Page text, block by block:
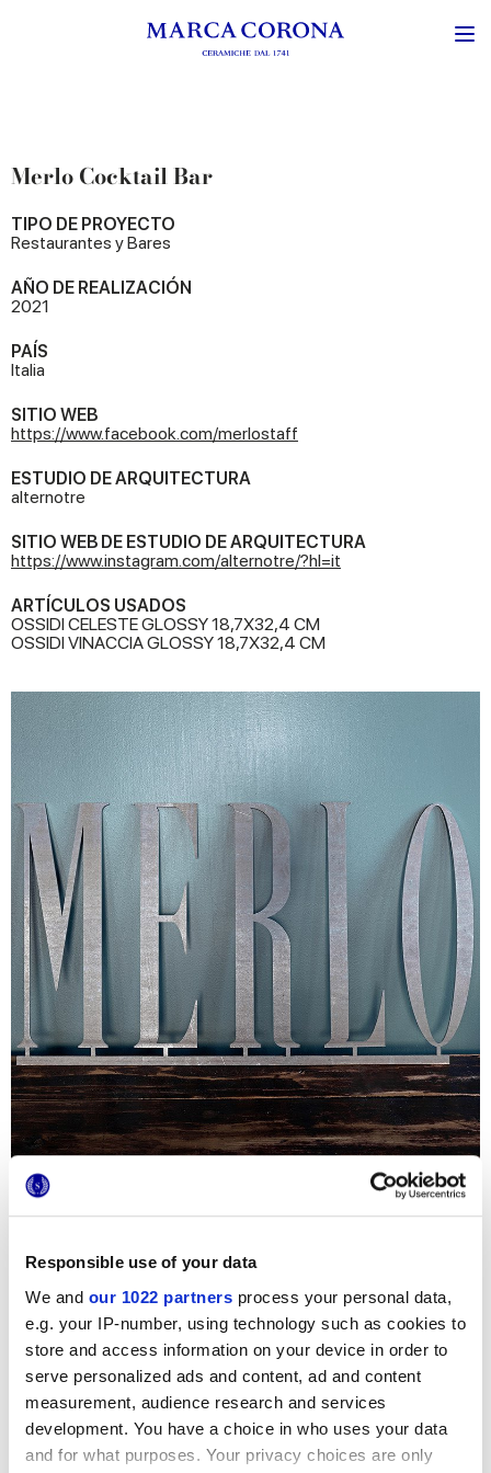
Responsible use of your data
We and our 1022 partners process your personal data,
e.g. your IP-number, using technology such as cookies to
store and access information on your device in order to
serve personalized ads and content, ad and content
measurement, audience research and services
development. You have a choice in who uses your data
and for what purposes. Your privacy choices are only
Merlo Cocktail Bar
TIPO DE PROYECTO
Restaurantes y Bares
AÑO DE REALIZACIÓN
2021
PAÍS
Italia
SITIO WEB
https://www.facebook.com/merlostaff
ESTUDIO DE ARQUITECTURA
alternotre
SITIO WEB DE ESTUDIO DE ARQUITECTURA
https://www.instagram.com/alternotre/?hl=it
ARTÍCULOS USADOS
OSSIDI CELESTE GLOSSY 18,7X32,4 CM
OSSIDI VINACCIA GLOSSY 18,7X32,4 CM
Para otorgar un toque de diseño a este nuevo Cocktail Bar
de personalidad excéntrica, se eligió la colecciónOssidi,
decorativo.
El original formato de rombos, realzado por los tonos
saturados y los esmaltes brillantes, es el protagonista en
las paredes tanto del salón principal como de los aseos. En
el mostrador del bar, se alternan los dos tonos azul celeste
y burdeos, para crear un agradable juego de geometrías y
color. En los aseos, en cambio, se utilizó únicamente el tono
burdeos para cubrir la pared del lavabo y crear una
atmósfera más íntima y elegante.
Un ambiente joven y a la última, donde experimentar
nuevos cócteles y sorprenderse con cada detalle.